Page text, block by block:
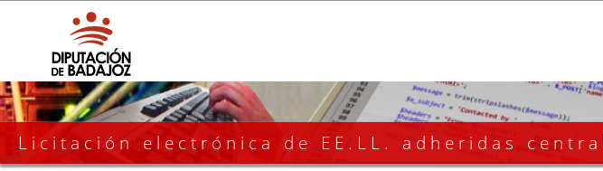
Licitación electrónica de EE.LL. adheridas